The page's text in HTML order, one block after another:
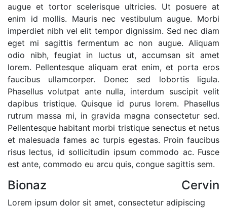
augue et tortor scelerisque ultricies. Ut posuere at
enim id mollis. Mauris nec vestibulum augue. Morbi
imperdiet nibh vel elit tempor dignissim. Sed nec diam
eget mi sagittis fermentum ac non augue. Aliquam
odio nibh, feugiat in luctus ut, accumsan sit amet
lorem. Pellentesque aliquam erat enim, et porta eros
faucibus ullamcorper. Donec sed lobortis ligula.
Phasellus volutpat ante nulla, interdum suscipit velit
dapibus tristique. Quisque id purus lorem. Phasellus
rutrum massa mi, in gravida magna consectetur sed.
Pellentesque habitant morbi tristique senectus et netus
et malesuada fames ac turpis egestas. Proin faucibus
risus lectus, id sollicitudin ipsum commodo ac. Fusce
est ante, commodo eu arcu quis, congue sagittis sem.
Cervin
Bionaz
Lorem ipsum dolor sit amet, consectetur adipiscing